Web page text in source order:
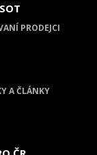
PRODEJCI
A ČLÁNKY